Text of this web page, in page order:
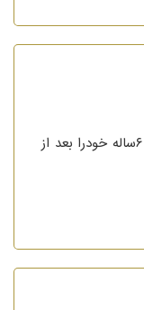
درچه صورتی مادر میتواند حضانت فرزند ۶ساله خودرا بعد از